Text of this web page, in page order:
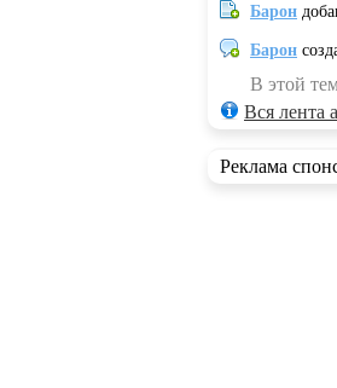
Барон
Барон
В этой
Вся лента
Реклама